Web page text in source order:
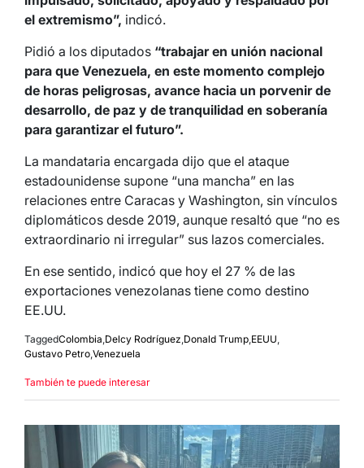
el extremismo”, indicó.
Pidió a los diputados “trabajar en unión nacional
para que Venezuela, en este momento complejo
de horas peligrosas, avance hacia un porvenir de
desarrollo, de paz y de tranquilidad en soberanía
para garantizar el futuro”.
La mandataria encargada dijo que el ataque
estadounidense supone “una mancha” en las
relaciones entre Caracas y Washington, sin vínculos
diplomáticos desde 2019, aunque resaltó que “no es
extraordinario ni irregular” sus lazos comerciales.
En ese sentido, indicó que hoy el 27 % de las
exportaciones venezolanas tiene como destino
EE.UU.
TaggedColombia Delcy Rodríguez Donald Trump EEUU
Gustavo Petro Venezuela
También te puede interesar